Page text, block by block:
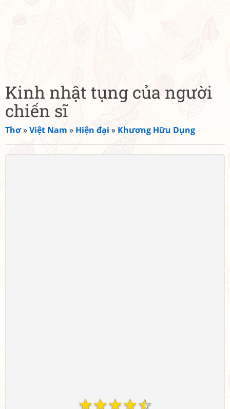
Kinh nhật tụng của người
chiến sĩ
Thơ»Việt Nam » Hiện đại » Khương Hữu Dụng
☆
☆
☆
☆
☆